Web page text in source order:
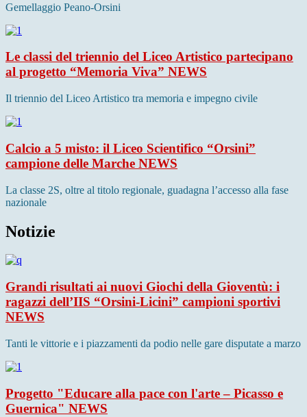
Gemellaggio Peano-Orsini
Le classi del triennio del Liceo Artistico partecipano
al progetto “Memoria Viva” NEWS
Il triennio del Liceo Artistico tra memoria e impegno civile
Calcio a 5 misto: il Liceo Scientifico “Orsini”
campione delle Marche NEWS
La classe 2S, oltre al titolo regionale, guadagna l’accesso alla fase
nazionale
Notizie
Grandi risultati ai nuovi Giochi della Gioventù: i
ragazzi dell’IIS “Orsini-Licini” campioni sportivi
NEWS
Tanti le vittorie e i piazzamenti da podio nelle gare disputate a marzo
Progetto "Educare alla pace con l'arte – Picasso e
Guernica" NEWS